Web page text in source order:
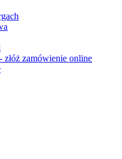
złóż zamówienie online